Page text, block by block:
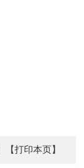
【打印本页】